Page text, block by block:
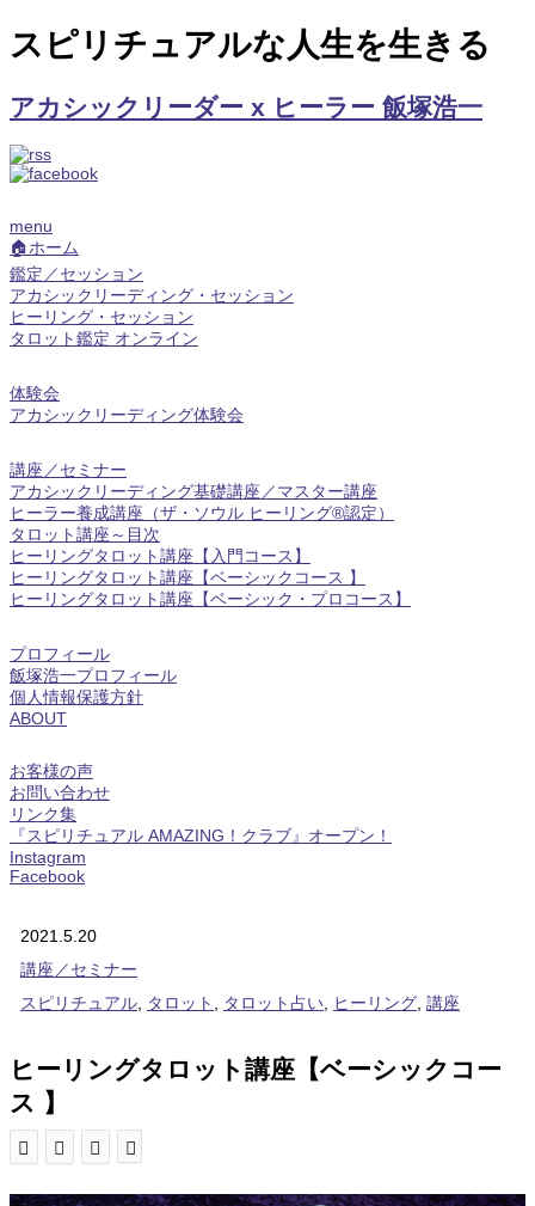
スピリチュアルな人生を生きる
アカシックリーダー x ヒーラー 飯塚浩一
menu
🏠ホーム
鑑定／セッション
アカシックリーディング・セッション
ヒーリング・セッション
タロット鑑定 オンライン
体験会
アカシックリーディング体験会
講座／セミナー
アカシックリーディング基礎講座／マスター講座
ヒーラー養成講座（ザ・ソウル ヒーリング®認定）
タロット講座～目次
ヒーリングタロット講座【入門コース】
ヒーリングタロット講座【ベーシックコース 】
ヒーリングタロット講座【ベーシック・プロコース】
プロフィール
飯塚浩一プロフィール
個人情報保護方針
ABOUT
お客様の声
お問い合わせ
リンク集
『スピリチュアル AMAZING！クラブ』オープン！
Instagram
Facebook
2021.5.20
講座／セミナー
スピリチュアル
タロット タロット占い ヒーリング 講座
ヒーリングタロット講座【ベーシックコー
ス 】